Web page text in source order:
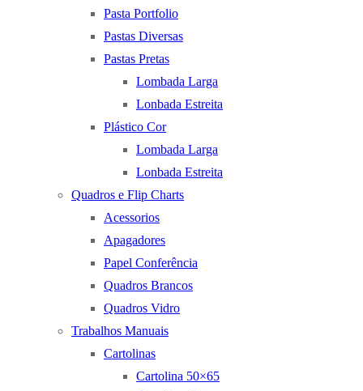
Pasta Portfolio
Pastas Diversas
Pastas Pretas
Lombada Larga
Lonbada Estreita
Plástico Cor
Lombada Larga
Lonbada Estreita
Quadros e Flip Charts
Acessorios
Apagadores
Papel Conferência
Quadros Brancos
Quadros Vidro
Trabalhos Manuais
Cartolinas
Cartolina 50×65